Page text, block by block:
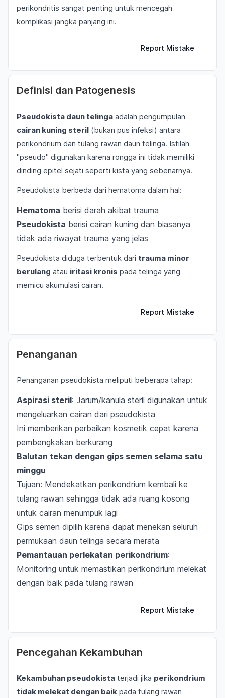
perikondritis sangat penting untuk mencegah
komplikasi jangka panjang ini.
Report Mistake
Definisi dan Patogenesis
Pseudokista daun telinga adalah pengumpulan
cairan kuning steril (bukan pus infeksi) antara
perikondrium dan tulang rawan daun telinga. Istilah
"pseudo" digunakan karena rongga ini tidak memiliki
dinding epitel sejati seperti kista yang sebenarnya.
Pseudokista berbeda dari hematoma dalam hal:
Hematoma berisi darah akibat trauma
Pseudokista berisi cairan kuning dan biasanya
tidak ada riwayat trauma yang jelas
Pseudokista diduga terbentuk dari trauma minor
berulang atau iritasi kronis pada telinga yang
memicu akumulasi cairan.
Report Mistake
Penanganan
Penanganan pseudokista meliputi beberapa tahap:
Aspirasi steril: Jarum/kanula steril digunakan untuk
mengeluarkan cairan dari pseudokista
Ini memberikan perbaikan kosmetik cepat karena
pembengkakan berkurang
Balutan tekan dengan gips semen selama satu
minggu
Tujuan: Mendekatkan perikondrium kembali ke
tulang rawan sehingga tidak ada ruang kosong
untuk cairan menumpuk lagi
Gips semen dipilih karena dapat menekan seluruh
permukaan daun telinga secara merata
Pemantauan perlekatan perikondrium:
Monitoring untuk memastikan perikondrium melekat
dengan baik pada tulang rawan
Report Mistake
Pencegahan Kekambuhan
Kekambuhan pseudokista terjadi jika perikondrium
tidak melekat dengan baik pada tulang rawan